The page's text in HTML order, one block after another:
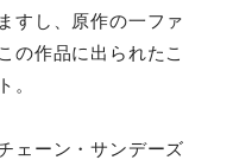
すし、原作の一ファ
の作品に出られたこ
。
ェーン・サンデーズ